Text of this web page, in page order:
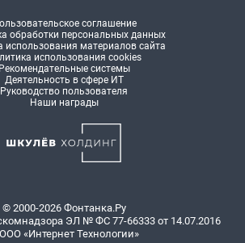
соглашение
обработки персональных данных
использования материалов сайта
использования cookies
Рекомендательные системы
Деятельность в сфере ИТ
Руководство пользователя
Наши награды
© 2000-2026 Фонтанка.Ру
ЭЛ № ФС 77-66333 от 14.07.2016
«Интернет Технологии»